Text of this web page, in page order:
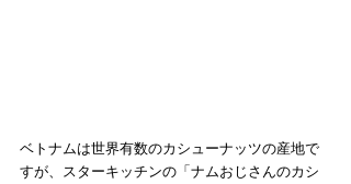
ベトナムは世界有数のカシューナッツの産地で
すが、スターキッチンの「ナムおじさんのカシ